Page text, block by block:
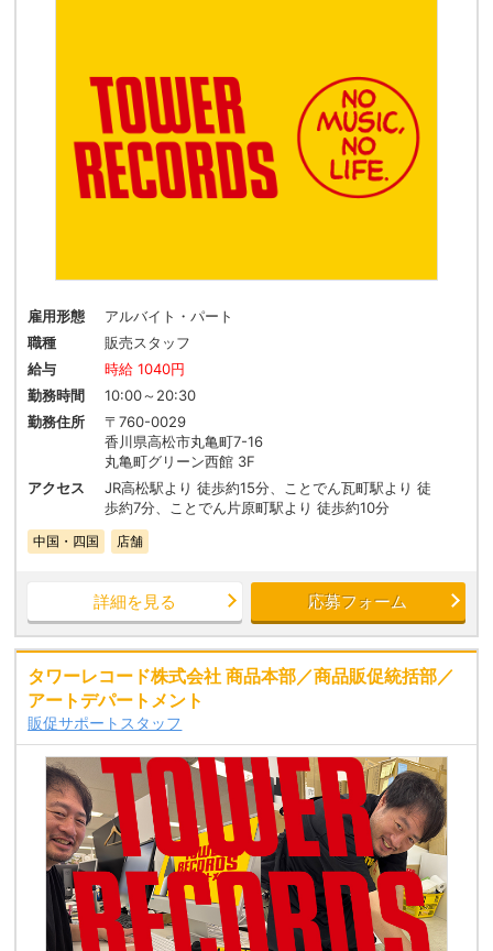
雇用形態
アルバイト・パート
職種
販売スタッフ
給与
時給 1040円
勤務時間
10:00～20:30
勤務住所
〒760-0029
香川県高松市丸亀町7-16
丸亀町グリーン西館 3F
アクセス
JR高松駅より 徒歩約15分、ことでん瓦町駅より 徒
歩約7分、ことでん片原町駅より 徒歩約10分
中国・四国 店舗
詳細を見る 応募フォーム
タワーレコード株式会社 商品本部／商品販促統括部／
アートデパートメント
販促サポートスタッフ